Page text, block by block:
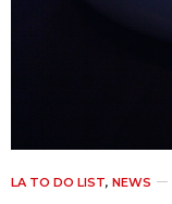
LA TO DO LIST, NEWS